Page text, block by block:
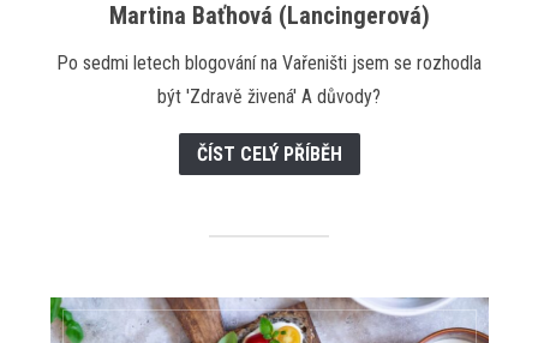
Martina Baťhová (Lancingerová)
Po sedmi letech blogování na Vařeništi jsem se rozhodla
být 'Zdravě živená' A důvody?
ČÍST CELÝ PŘÍBĚH